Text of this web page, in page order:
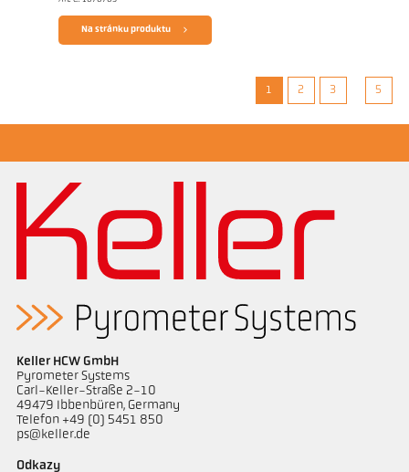
Na stránku produktu
1 2 3 5
Keller HCW GmbH
Pyrometer Systems
Carl-Keller-Straße 2-10
49479 Ibbenbüren, Germany
Telefon +49 (0) 5451 850
ps@keller.de
Odkazy